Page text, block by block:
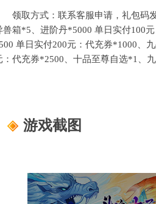
领取方式：联系客服申请，礼包码
兽箱*5、进阶丹*5000 单日实付100
单日实付200元：代充券*1000、
：代充券*2500、十品至尊自选*1、
、15品顶级仙兽（任选）*1、15
游戏截图